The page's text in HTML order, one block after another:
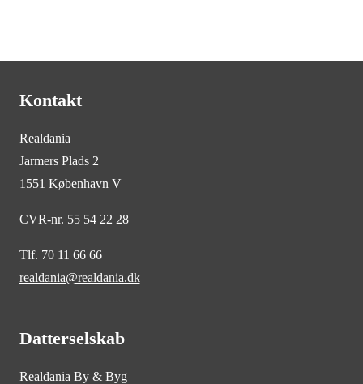
Kontakt
Realdania
Jarmers Plads 2
1551 København V
CVR-nr. 55 54 22 28
Tlf. 70 11 66 66
realdania@realdania.dk
Datterselskab
Realdania By & Byg